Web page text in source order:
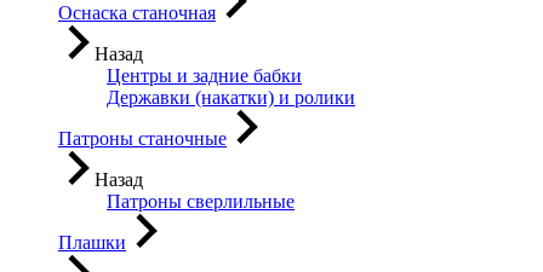
Оснаска станочная
Назад
Центры и задние бабки
Державки (накатки) и ролики
Патроны станочные
Назад
Патроны сверлильные
Плашки